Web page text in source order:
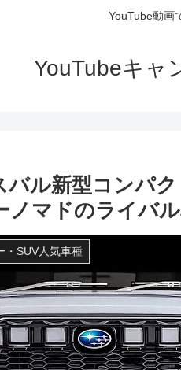
YouTube動画
YouTubeキャ
バル新型コンパ
ノマドのライバ
・SUV人気車種